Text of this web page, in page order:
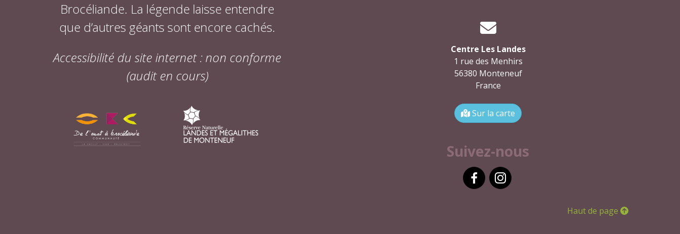
Brocéliande. La légende laisse entendre
que d’autres géants sont encore cachés.
Accessibilité du site internet : non conforme
(audit en cours)
Centre Les Landes
1 rue des Menhirs
56380 Monteneuf
France
Sur la carte
Suivez-nous
Haut de page